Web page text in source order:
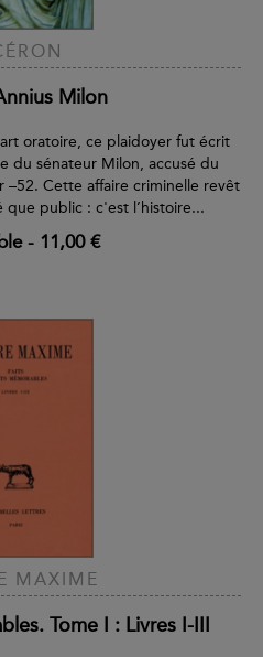
Milon
oratoire, ce plaidoyer fut écrit
du sénateur Milon, accusé du
–52. Cette affaire criminelle revêt
public : c'est l’histoire...
- 11,00 €
MAXIME
Tome I : Livres I-III